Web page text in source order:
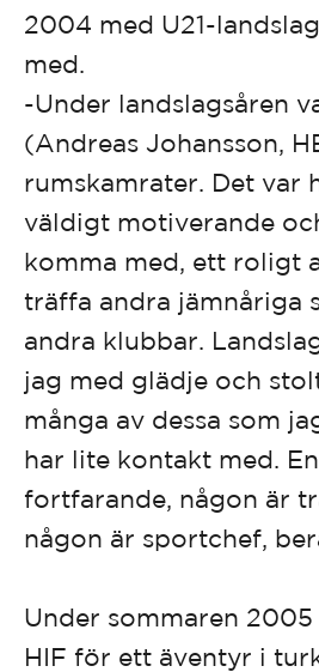
2004 med U21-
med.
-Under landslagsåren
(Andreas Johansson,
rumskamrater. Det var
väldigt motiverande
komma med, ett roligt
träffa andra jämnåriga
andra klubbar.
jag med glädje och
många av dessa som
har lite kontakt med.
fortfarande, någon är
någon är sportchef,
Under sommaren 2005
HIF för ett äventyr i